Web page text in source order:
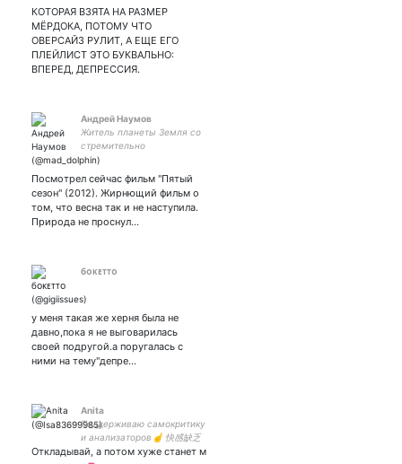
КОТОРАЯ ВЗЯТА НА РАЗМЕР
МЁРДОКА, ПОТОМУ ЧТО
ОВЕРСАЙЗ РУЛИТ, А ЕЩЕ ЕГО
ПЛЕЙЛИСТ ЭТО БУКВАЛЬНО:
ВПЕРЕД, ДЕПРЕССИЯ.
Андрей Наумов
Житель планеты Земля со
стремительно
развивающейся
ударной установки,
затейник, астроном-
любитель.
Посмотрел сейчас фильм "Пятый
сезон" (2012). Жирнющий фильм о
том, что весна так и не наступила.
Природа не проснул…
бᴏᴋᴇᴛᴛᴏ
у меня такая же херня была не
давно,пока я не выговарилась
своей подругой.а поругалась с
ними на тему"депре…
Anita
Поддерживаю самокритику
и анализаторов☝️ 快感缺乏
A🍫
Откладывай, а потом хуже станет м